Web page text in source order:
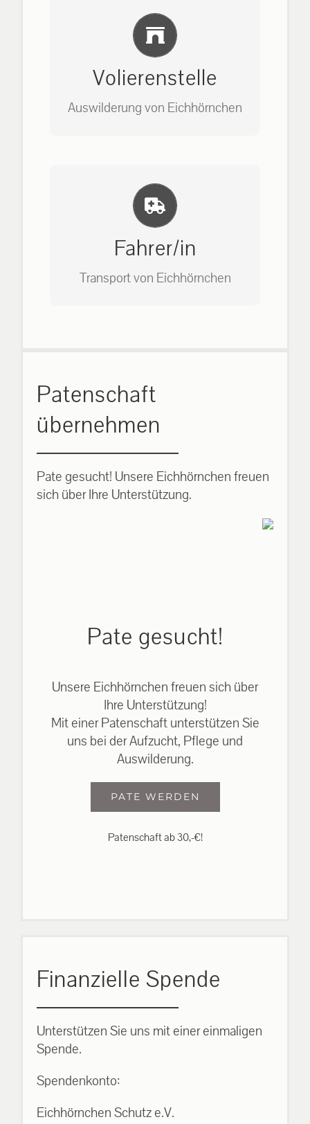
auf: 0162-7909946
Volierenstelle
Auswilderung von Eichhörnchen
Einlernung und Infos
Bitte unter unserem Büro anrufen
auf: 0162-7909946
Fahrer/in
Transport von Eichhörnchen
Einlernung und Infos
auf: 0162-7909946
Patenschaft
übernehmen
Pate gesucht! Unsere Eichhörnchen freuen
sich über Ihre Unterstützung.
Pate gesucht!
Unsere Eichhörnchen freuen sich über
Ihre Unterstützung!
Mit einer Patenschaft unterstützen Sie
uns bei der Aufzucht, Pflege und
Auswilderung.
PATE WERDEN
Patenschaft ab 30,-€!
Finanzielle Spende
Unterstützen Sie uns mit einer einmaligen
Spende.
Spendenkonto:
Eichhörnchen Schutz e.V.